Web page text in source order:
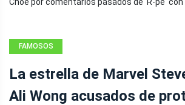
FAMOSOS
La estrella de Marvel
Ali Wong acusados ​​de